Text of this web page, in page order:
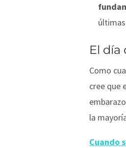
El día
Como
cree que
la
Cuando